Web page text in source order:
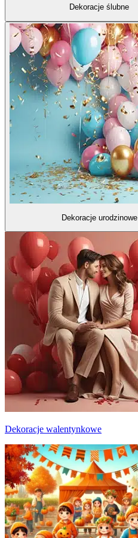
Dekoracje ślubne
Dekoracje urodzinowe
Dekoracje walentynkowe